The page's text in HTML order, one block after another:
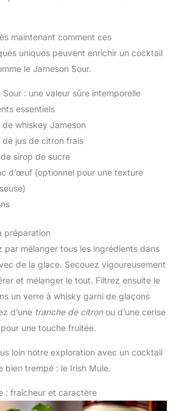
maintenant comment ces
uniques peuvent enrichir un cocktail
le Jameson Sour.
Sour : une valeur sûre intemporelle
essentiels
de whiskey Jameson
de jus de citron frais
de sirop de sucre
d’œuf (optionnel pour une texture
préparation
par mélanger tous les ingrédients dans
de la glace. Secouez vigoureusement
et mélanger le tout. Filtrez ensuite le
un verre à whisky garni de glaçons
d’une tranche de citronou d’une cerise
une touche fruitée.
loin notre exploration avec un cocktail
bien trempé : le Irish Mule.
: fraîcheur et caractère